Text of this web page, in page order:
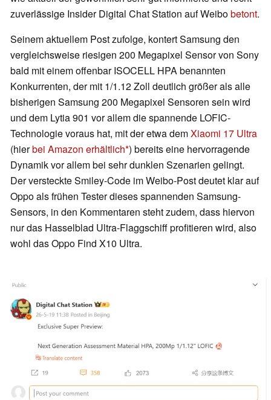
zuverlässige Insider Digital Chat Station auf Weibobetont.
Seinem aktuellem Post zufolge, kontert Samsung den
vergleichsweise riesigen 200 Megapixel Sensor von Sony
bald mit einem offenbar ISOCELL HPA benannten
Konkurrenten, der mit 1/1.12 Zoll deutlich größer als alle
bisherigen Samsung 200 Megapixel Sensoren sein wird
und dem Lytia 901 vor allem die spannende LOFIC-
Technologie voraus hat, mit der etwa demXiaomi 17 Ultra
(hierbei Amazon erhältlich ) bereits eine hervorragende
Dynamik vor allem bei sehr dunklen Szenarien gelingt.
Der versteckte Smiley-Code im Weibo-Post deutet klar auf
Oppo als frühen Tester dieses spannenden Samsung-
Sensors, in den Kommentaren steht zudem, dass hiervon
nur das Hasselblad Ultra-Flaggschiff profitieren wird, also
wohl das Oppo Find X10 Ultra.